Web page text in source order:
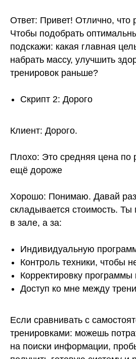
Ответ: Привет! Отлично, что
Чтобы подобрать
подскажи: какая главная
набрать массу, улучшить
тренировок раньше?
Скрипт 2: Дорого
Клиент: Дорого.
Плохо: Это средняя цена по
ещё дороже
Хорошо: Понимаю. Давай
складывается стоимость. Ты
в зале, а за:
Индивидуальную
Контроль техники, чтобы
Корректировку
Доступ ко мне между
Если сравнивать с
тренировками: можешь
на поиски информации,